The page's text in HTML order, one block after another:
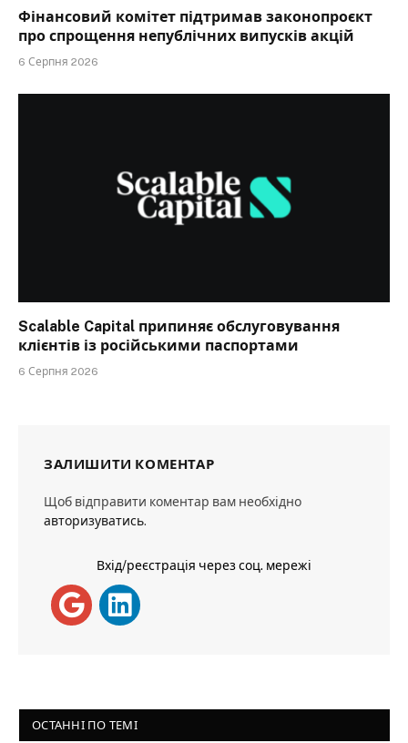
Фінансовий комітет підтримав законопроєкт
про спрощення непублічних випусків акцій
6 Серпня 2026
Scalable Capital припиняє обслуговування
клієнтів із російськими паспортами
6 Серпня 2026
ЗАЛИШИТИ КОМЕНТАР
Щоб відправити коментар вам необхідно
авторизуватись.
Вхід/реєстрація через соц. мережі
ОСТАННІ ПО ТЕМІ